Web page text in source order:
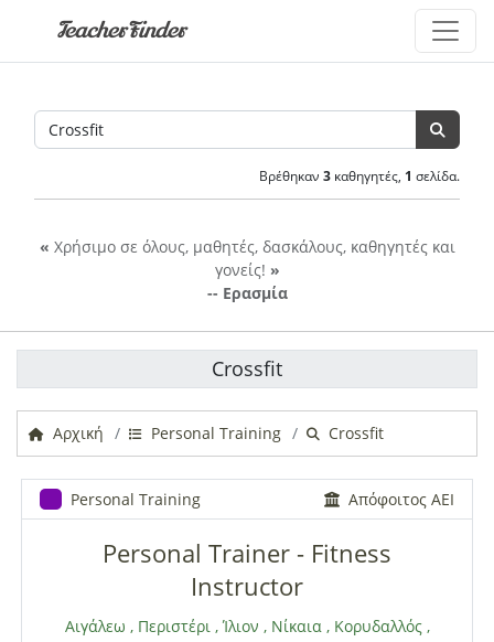
TeacherFinder
Βρέθηκαν3 καθηγητές, 1 σελίδα.
« Χρήσιμο σε όλους, μαθητές, δασκάλους, καθηγητές και
γονείς! »
-- Ερασμία
Crossfit
Αρχική Personal Training Crossfit
Personal Training Απόφοιτος ΑΕΙ
Personal Trainer - Fitness
Instructor
Αιγάλεω , Περιστέρι, Ίλιον , Νίκαια, Κορυδαλλός,